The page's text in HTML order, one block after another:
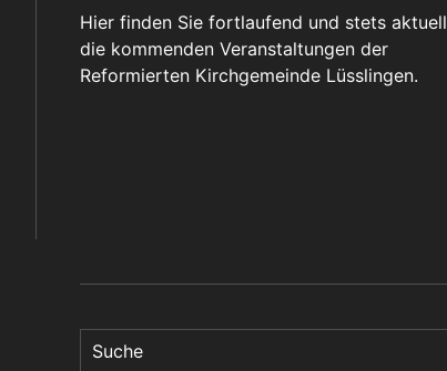
Hier finden Sie fortlaufend und stets aktuell
die kommenden Veranstaltungen der
Reformierten Kirchgemeinde Lüsslingen.